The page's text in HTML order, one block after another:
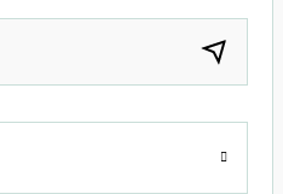
pahalı.
olmalı.